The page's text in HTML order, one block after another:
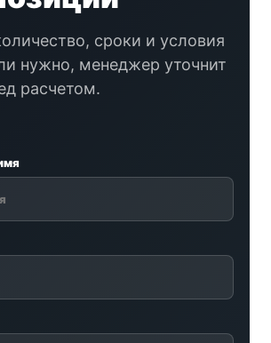
сроки и условия
нужно, менеджер уточнит
расчетом.